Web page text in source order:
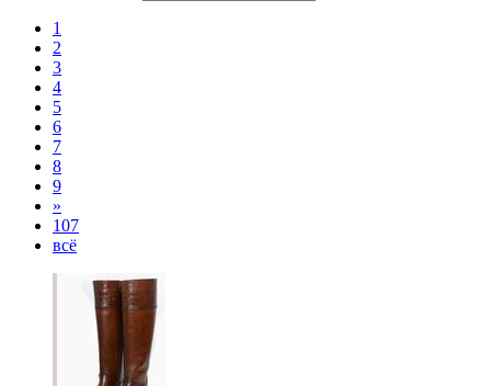
1
2
3
4
5
6
7
8
9
»
107
всё